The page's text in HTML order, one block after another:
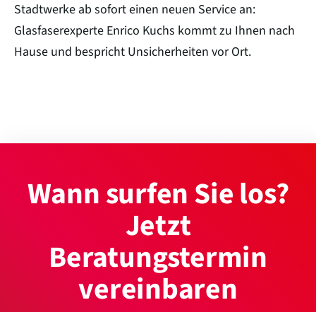
Stadtwerke ab sofort einen neuen Service an:
Glasfaserexperte Enrico Kuchs kommt zu Ihnen nach
Hause und bespricht Unsicherheiten vor Ort.
Wann surfen Sie los?
Jetzt
Beratungstermin
vereinbaren